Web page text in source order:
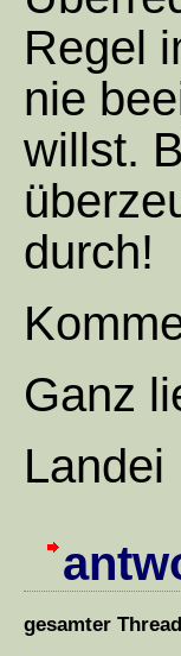
Regel
nie
willst.
durch!
Ganz
Landei
gesamter